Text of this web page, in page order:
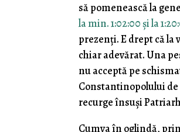
să pomenească la
la min. 1:02:00 și la
prezenți. E drept că la
chiar adevărat. Una
nu acceptă pe
Constantinopolului de
recurge însuși
Cumva în oglindă,